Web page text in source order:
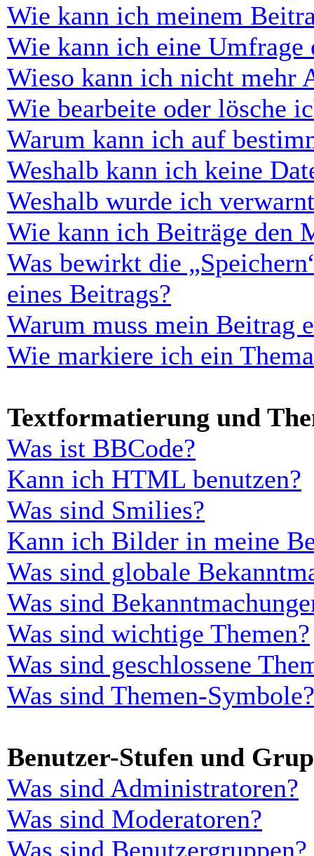
Wie kann ich meinem
Wie kann ich eine Umfrage
Wieso kann ich nicht mehr
Wie bearbeite oder lösche
Warum kann ich auf
Weshalb kann ich keine
Weshalb wurde ich
Wie kann ich Beiträge den
Was bewirkt die
eines Beitrags?
Warum muss mein Beitrag
Wie markiere ich ein
Textformatierung und
Was ist BBCode?
Kann ich HTML benutzen?
Was sind Smilies?
Kann ich Bilder in meine
Was sind globale
Was sind
Was sind wichtige Themen?
Was sind geschlossene
Was sind Themen-Symbole?
Benutzer-Stufen und
Was sind Administratoren?
Was sind Moderatoren?
Was sind Benutzergruppen?